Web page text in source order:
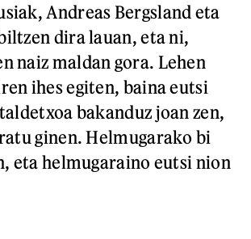
Andreas Bergsland eta
dira lauan, eta ni,
naiz maldan gora. Lehen
ihes egiten, baina eutsi
bakanduz joan zen,
ginen. Helmugarako bi
eta helmugaraino eutsi nion